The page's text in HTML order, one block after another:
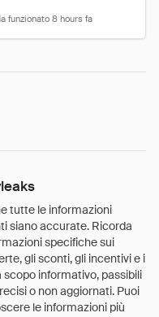
funzionato 8 hours fa
tutte le informazioni
siano accurate. Ricorda
specifiche sui
gli sconti, gli incentivi e i
informativo, passibili
o non aggiornati. Puoi
le informazioni più